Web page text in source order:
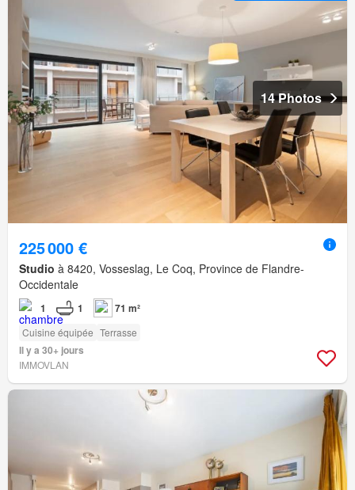
14 Photos
225 000 €
Studio à 8420, Vosseslag, Le Coq, Province de Flandre-
Occidentale
1 1 71 m²
Cuisine équipée Terrasse
Il y a 30+ jours
IMMOVLAN